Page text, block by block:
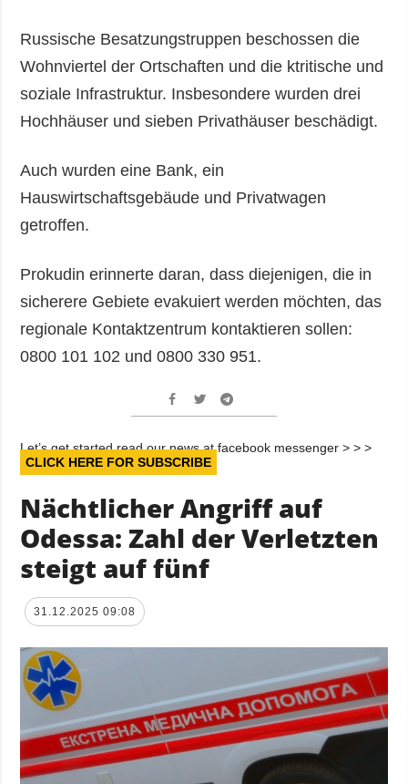
Russische Besatzungstruppen beschossen die
Wohnviertel der Ortschaften und die ktritische und
soziale Infrastruktur. Insbesondere wurden drei
Hochhäuser und sieben Privathäuser beschädigt.
Auch wurden eine Bank, ein
Hauswirtschaftsgebäude und Privatwagen
getroffen.
Prokudin erinnerte daran, dass diejenigen, die in
sicherere Gebiete evakuiert werden möchten, das
regionale Kontaktzentrum kontaktieren sollen:
0800 101 102 und 0800 330 951.
Let’s get started read our news at facebook messenger > > >
CLICK HERE FOR SUBSCRIBE
Nächtlicher Angriff auf
Odessa: Zahl der Verletzten
steigt auf fünf
31.12.2025 09:08